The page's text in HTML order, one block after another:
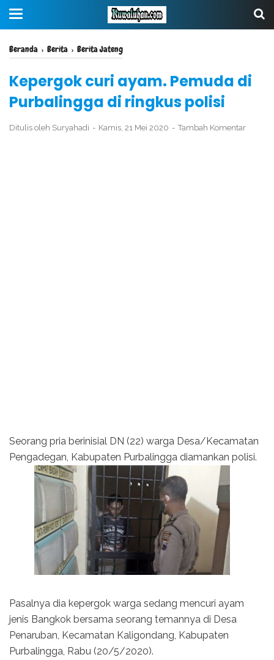
Beranda › Berita › Berita Jateng
Kepergok curi ayam. Pemuda di
Purbalingga di ringkus polisi
Ditulis oleh Suryahadi Kamis, 21 Mei 2020 Tambah Komentar
Seorang pria berinisial DN (22) warga Desa/Kecamatan
Pengadegan, Kabupaten Purbalingga diamankan polisi.
Pasalnya dia kepergok warga sedang mencuri ayam
jenis Bangkok bersama seorang temannya di Desa
Penaruban, Kecamatan Kaligondang, Kabupaten
Purbalingga, Rabu (20/5/2020).